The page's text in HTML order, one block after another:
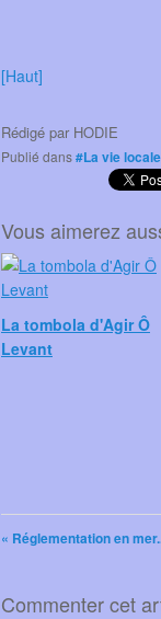
[Haut]
Rédigé par HODIE
Publié dans#La vie locale
Vous aimerez
La tombola d'Agir Ô
Levant
« Réglementation en
Commenter cet